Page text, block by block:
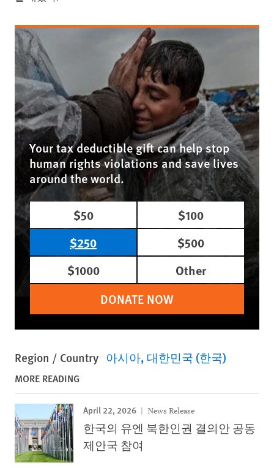
Your tax deductible gift can help stop
human rights violations and save lives
around the world.
$50
$100
$250
$500
$1000
Other
DONATE NOW
Region / Country 아시아 대한민국 (한국)
MORE READING
April 22, 2026 News Release
한국의 유엔 북한인권 결의안 공동
제안국 참여